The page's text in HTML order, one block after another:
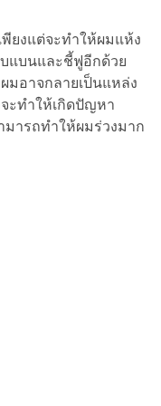
ยงแต่จะทำให้ผมแห้ง
แบนและชี้ฟูอีกด้วย
มอาจกลายเป็นแหล่ง
ะทำให้เกิดปัญหา
มารถทำให้ผมร่วงมาก